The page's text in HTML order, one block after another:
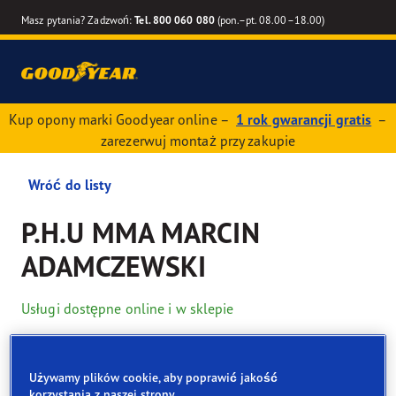
Masz pytania? Zadzwoń:Tel. 800 060 080(pon.–pt. 08.00–18.00)
Kup opony marki Goodyear online – 1 rok gwarancji gratis –
zarezerwuj montaż przy zakupie
Wróć do listy
P.H.U MMA MARCIN
ADAMCZEWSKI
Usługi dostępne online i w sklepie
Dane kontaktowe Opony Usługi
Używamy plików cookie, aby poprawić jakość